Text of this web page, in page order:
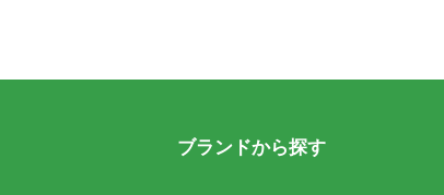
ブランドから探す